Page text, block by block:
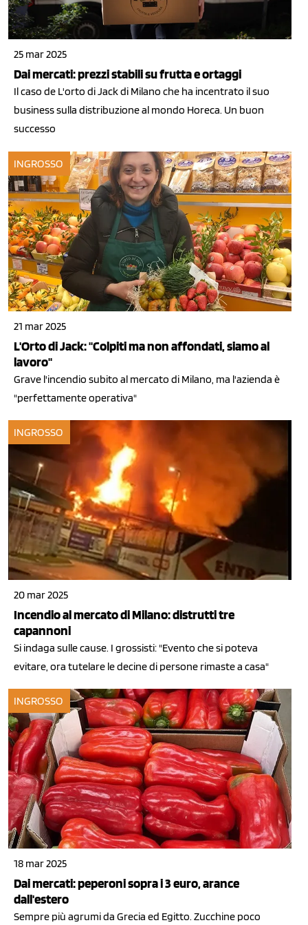
25 mar 2025
Dai mercati: prezzi stabili su frutta e ortaggi
Il caso de L'orto di Jack di Milano che ha incentrato il suo
business sulla distribuzione al mondo Horeca. Un buon
successo
INGROSSO
21 mar 2025
L'Orto di Jack: "Colpiti ma non affondati, siamo al
lavoro"
Grave l'incendio subito al mercato di Milano, ma l'azienda è
"perfettamente operativa"
INGROSSO
20 mar 2025
Incendio al mercato di Milano: distrutti tre
capannoni
Si indaga sulle cause. I grossisti: "Evento che si poteva
evitare, ora tutelare le decine di persone rimaste a casa"
INGROSSO
18 mar 2025
Dai mercati: peperoni sopra i 3 euro, arance
dall'estero
Sempre più agrumi da Grecia ed Egitto. Zucchine poco